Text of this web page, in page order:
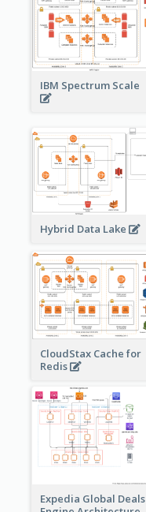
IBM Spectrum Scale
Hybrid Data Lake
CloudStax Cache for
Redis
Expedia Global Deals